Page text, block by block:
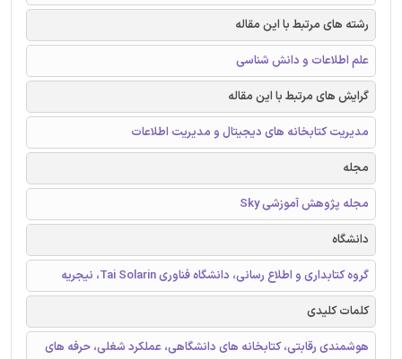
رشته های مرتبط با این مقاله
علم اطلاعات و دانش شناسی
گرایش های مرتبط با این مقاله
مدیریت کتابخانه های دیجیتال و مدیریت اطلاعات
مجله
مجله پژوهش آموزشی Sky
دانشگاه
گروه کتابداری و اطلاع رسانی، دانشگاه فناوری Tai Solarin، نیجریه
کلمات کلیدی
هوشمندی رقابتی، کتابخانه های دانشگاهی، عملکرد شغلی، حرفه های